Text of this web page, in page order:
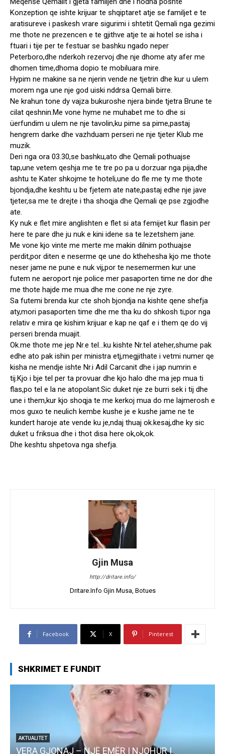
Konzeption qe ishte krijuar te shqiptaret atje se familjet e te
aratisureve i paskesh vrare sigurimi i shtetit Qemali nga gezimi
me thote ne prezencen e te gjithve atje te ai hotel se isha i
ftuari i tije per te festuar se bashku ngado neper
Peterboro,dhe nderkoh rezervoj dhe nje dhome aty afer me
dhomen time,dhoma dopio te mobiluara mire.
Hypim ne makine sa ne njerin vende ne tjetrin dhe kur u ulem
morem nga une nje god uiski nddrsa Qemali birre.
Ne krahun tone dy vajza bukuroshe njera binde tjetra Brune te
cilat qeshnin.Me vone hyme ne muhabet me to dhe si
üerfundim u ulem ne nje tavolin,ku pime sa pime,pastaj
hengrem darke dhe vazhduam perseri ne nje tjeter Klub me
muzik.
Deri nga ora 03.30,se bashku,ato dhe Qemali pothuajse
tap,une vetem qeshja me te tre po pa u dorzuar nga pija,dhe
ashtu te Kater shkojme te hoteli,une do fle me ty me thote
bjondja,dhe keshtu u be fjetem ate nate,pastaj edhe nje jave
tjeter,sa me te drejte i tha shoqja dhe Qemali qe pse zgjodhe
ate.
Ky nuk e flet mire anglishten e flet si ata femijet kur flasin per
here te pare dhe ju nuk e kini idene sa te lezetshem jane.
Me vone kjo vinte me merte me makin dilnim pothuajse
perdit,por diten e neserme qe une do kthehesha kjo me thote
neser jame ne pune e nuk vij,por te nesemermen kur une
futem ne aeroport nje police mer pasaporten time ne dor dhe
me thote hajde me mua dhe me cone ne nje zyre.
Sa futemi brenda kur cte shoh bjondja na kishte qene shefja
aty,mori pasaporten time dhe me tha ku do shkosh ti,por nga
relativ e mira qe kishim krijuar e kap ne qaf e i them qe do vij
perseri brenda muajit.
Ok.me thote me jep Nr.e tel…ku kishte Nr.tel ateher,shume pak
edhe ato pak ishin per ministra etj,megjithate i vetmi numer qe
kisha ne mendje ishte Nr.i Adil Carcanit dhe i jap numrin e
tij.Kjo i bje tel per ta provuar dhe kjo halo dhe ma jep mua ti
flas,po tel e la ne atopolant.Sic duket nje ze burri sek i tij dhe
une i them,kur kjo shoqja te me kerkoj mua do me lajmerosh e
mos guxo te neulich kembe kushe je e kushe jame ne te
kundert haroje ate vende ku je,ndaj thuaj ok.kesaj,dhe ky sic
duket u friksua dhe i thot disa here ok,ok,ok.
Dhe keshtu shpetova nga shefja.
Gjin Musa
http://dritare.info/
Dritare.Info Gjin Musa, Botues
Facebook X Pinterest
SHKRIMET E FUNDIT
AKTUALITET